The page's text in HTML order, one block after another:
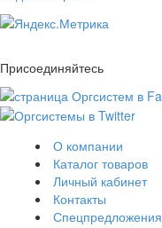
Присоединяйтесь
О компании
Каталог товаров
Личный кабинет
Контакты
Спецпредложения